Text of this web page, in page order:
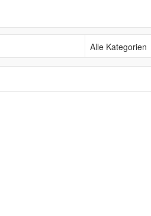
Alle Kategorien